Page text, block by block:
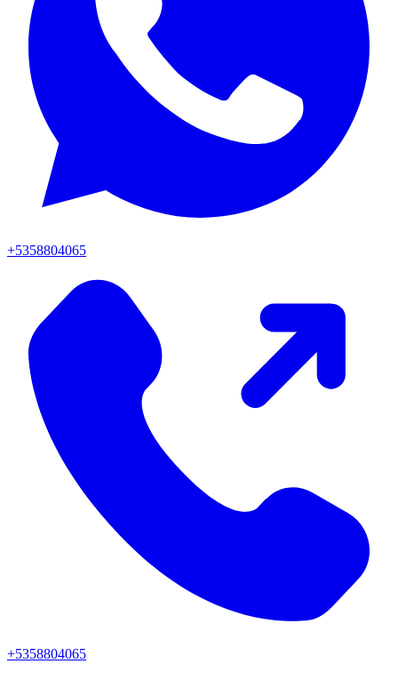
+5358804065
+5358804065